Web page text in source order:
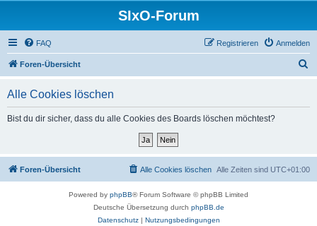
SIxO-Forum
FAQ Anmelden
Registrieren
Foren-Übersicht
Alle Cookies löschen
Bist du dir sicher, dass du alle Cookies des Boards löschen möchtest?
Foren-Übersicht Alle Zeiten sind UTC+01:00
Alle Cookies löschen
Powered by phpBB® Forum Software © phpBB Limited
Deutsche Übersetzung durch phpBB.de
Datenschutz| Nutzungsbedingungen